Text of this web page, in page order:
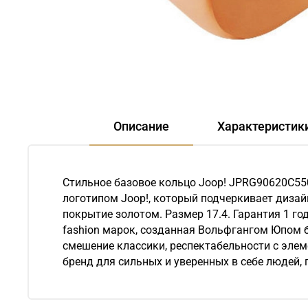
Описание
Стильное базовое кольцо Joop!
логотипом Joop!, который подчеркивает
покрытие золотом. Размер 17.4. Гарантия 1
fashion марок, созданная Вольфгангом Юпом
смешение классики, респектабельности с
бренд для сильных и уверенных в себе